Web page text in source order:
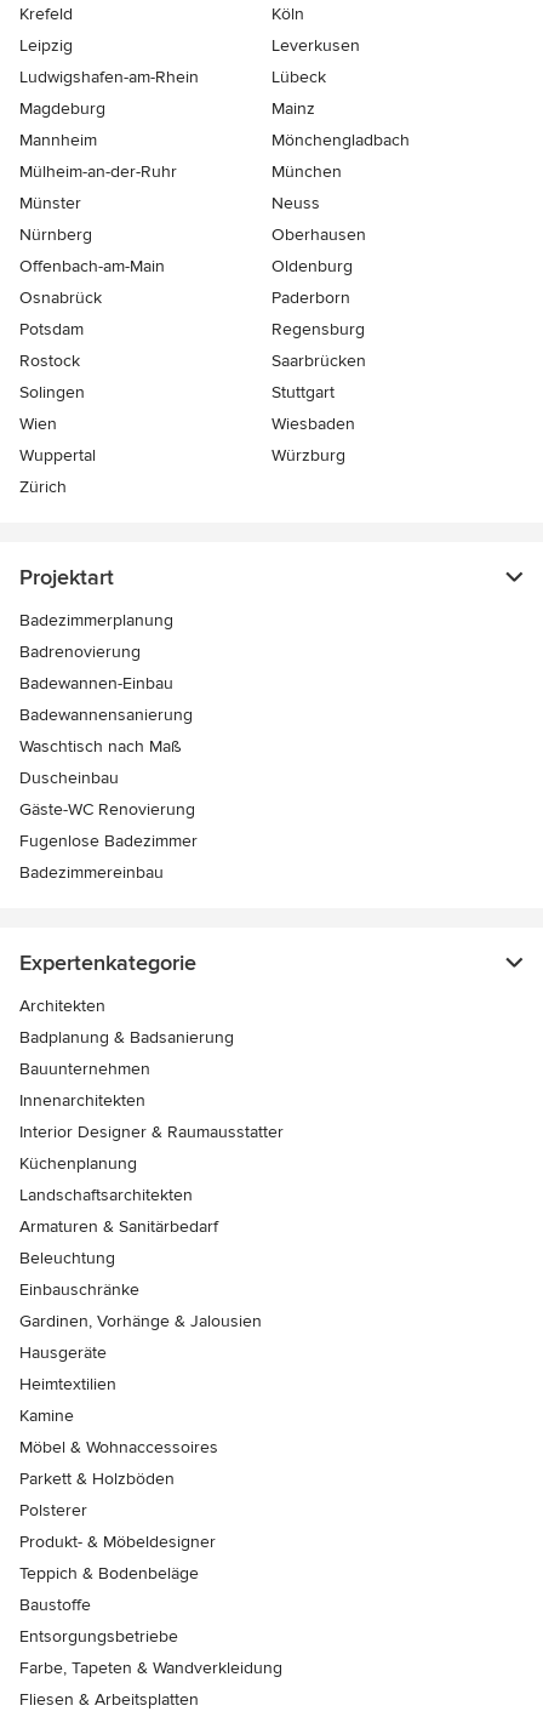
Krefeld
Köln
Leipzig
Leverkusen
Ludwigshafen-am-Rhein
Lübeck
Magdeburg
Mainz
Mannheim
Mönchen­gladbach
Mülheim-an-der-Ruhr
München
Münster
Neuss
Nürnberg
Oberhausen
Offenbach-am-Main
Oldenburg
Osnabrück
Paderborn
Potsdam
Regensburg
Rostock
Saarbrücken
Solingen
Stuttgart
Wien
Wiesbaden
Wuppertal
Würzburg
Zürich
Projektart
Badezimmerplanung
Badrenovierung
Badewannen-Einbau
Badewannensanierung
Waschtisch nach Maß
Duscheinbau
Gäste-WC Renovierung
Fugenlose Badezimmer
Badezimmereinbau
Expertenkategorie
Architekten
Badplanung & Badsanierung
Bauunternehmen
Innenarchitekten
Interior Designer & Raumausstatter
Küchenplanung
Landschaftsarchitekten
Armaturen & Sanitärbedarf
Beleuchtung
Einbauschränke
Gardinen, Vorhänge & Jalousien
Hausgeräte
Heimtextilien
Kamine
Möbel & Wohnaccessoires
Parkett & Holzböden
Polsterer
Produkt- & Möbeldesigner
Teppich & Bodenbeläge
Baustoffe
Entsorgungsbetriebe
Farbe, Tapeten & Wandverkleidung
Fliesen & Arbeitsplatten